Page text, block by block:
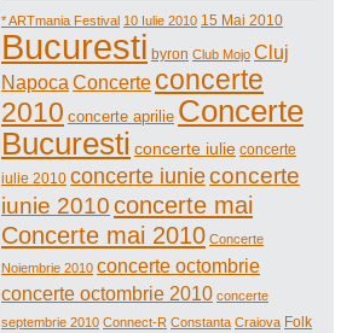
* ARTmania Festival 10 Iulie 2010 15 Mai 2010
Bucuresti byron Club Mojo Cluj
Napoca Concerte concerte
2010 concerte aprilie Concerte
Bucuresti concerte iulie concerte
iulie 2010 concerte iunieconcerte
iunie 2010concerte mai
Concerte mai 2010 Concerte
Noiembrie 2010 concerte octombrie
concerte octombrie 2010 concerte
septembrie 2010 Connect-R Constanta Craiova Folk